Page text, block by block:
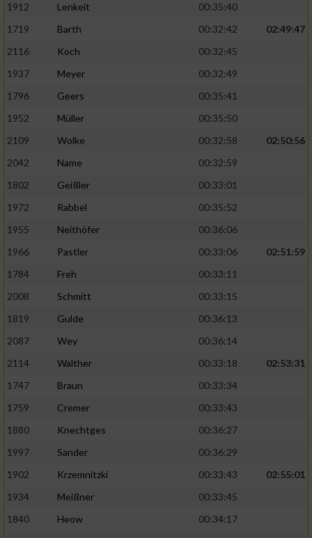
1912
Lenkeit
00:35:40
1719
Barth 00:32:42
02:49:47
2116
Koch
00:32:45
1937
Meyer
00:32:49
1796
Geers
00:35:41
1952
Müller
00:35:50
2109
Wolke 00:32:58
02:50:56
2042
Name
00:32:59
1802
Geißler
00:33:01
1972
Rabbel
00:35:52
1955
Neithöfer
00:36:06
1966
Pastler 00:33:06
02:51:59
1784
Freh
00:33:11
2008
Schmitt
00:33:15
1819
Gulde
00:36:13
2087
Wey
00:36:14
2114
Walther 00:33:18
02:53:31
1747
Braun
00:33:34
1759
Cremer
00:33:43
1880
Knechtges
00:36:27
1997
Sander
00:36:29
1902
Krzemnitzki 00:33:43
02:55:01
1934
Meißner
00:33:45
1840
Heow
00:34:17